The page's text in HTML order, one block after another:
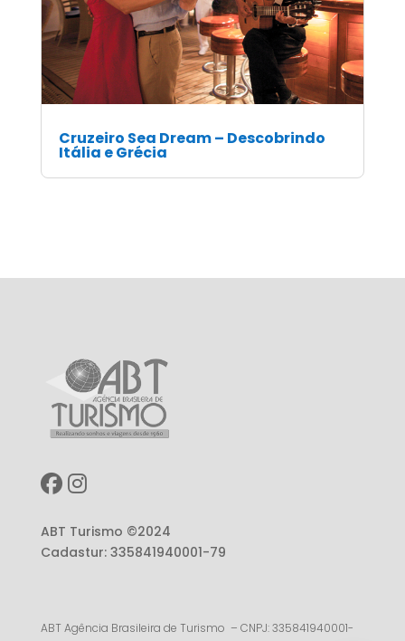
Cruzeiro Sea Dream – Descobrindo
Itália e Grécia
ABT Turismo ©2024
Cadastur: 335841940001-79
ABT Agência Brasileira de Turismo – CNPJ: 335841940001-